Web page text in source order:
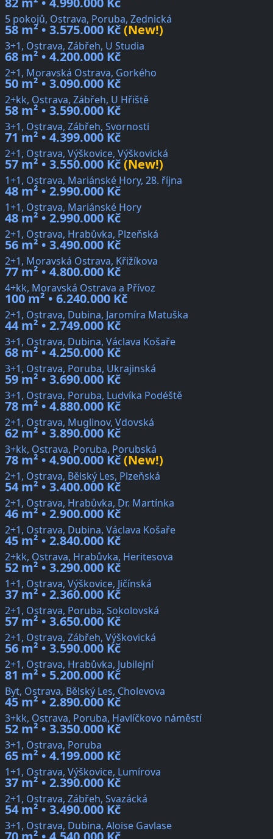
5 pokojů, Ostrava, Poruba, Zednická
58 m² • 3.575.000 Kč(New!)
3+1, Ostrava, Zábřeh, U Studia
68 m² • 4.200.000 Kč
2+1, Moravská Ostrava, Gorkého
50 m² • 3.090.000 Kč
2+kk, Ostrava, Zábřeh, U Hřiště
58 m² • 3.590.000 Kč
3+1, Ostrava, Zábřeh, Svornosti
71 m² • 4.399.000 Kč
2+1, Ostrava, Výškovice, Výškovická
57 m² • 3.550.000 Kč(New!)
1+1, Ostrava, Mariánské Hory, 28. října
48 m² • 2.990.000 Kč
1+1, Ostrava, Mariánské Hory
48 m² • 2.990.000 Kč
2+1, Ostrava, Hrabůvka, Plzeňská
56 m² • 3.490.000 Kč
2+1, Moravská Ostrava, Křižíkova
77 m² • 4.800.000 Kč
4+kk, Moravská Ostrava a Přívoz
100 m² • 6.240.000 Kč
2+1, Ostrava, Dubina, Jaromíra Matuška
44 m² • 2.749.000 Kč
3+1, Ostrava, Dubina, Václava Košaře
68 m² • 4.250.000 Kč
3+1, Ostrava, Poruba, Ukrajinská
59 m² • 3.690.000 Kč
3+1, Ostrava, Poruba, Ludvíka Podéště
78 m² • 4.880.000 Kč
2+1, Ostrava, Muglinov, Vdovská
62 m² • 3.890.000 Kč
3+kk, Ostrava, Poruba, Porubská
78 m² • 4.900.000 Kč(New!)
2+1, Ostrava, Bělský Les, Plzeňská
54 m² • 3.400.000 Kč
2+1, Ostrava, Hrabůvka, Dr. Martínka
46 m² • 2.900.000 Kč
2+1, Ostrava, Dubina, Václava Košaře
45 m² • 2.840.000 Kč
2+kk, Ostrava, Hrabůvka, Heritesova
52 m² • 3.290.000 Kč
1+1, Ostrava, Výškovice, Jičínská
37 m² • 2.360.000 Kč
2+1, Ostrava, Poruba, Sokolovská
57 m² • 3.650.000 Kč
2+1, Ostrava, Zábřeh, Výškovická
56 m² • 3.590.000 Kč
2+1, Ostrava, Hrabůvka, Jubilejní
81 m² • 5.200.000 Kč
Byt, Ostrava, Bělský Les, Cholevova
45 m² • 2.890.000 Kč
3+kk, Ostrava, Poruba, Havlíčkovo náměstí
52 m² • 3.350.000 Kč
3+1, Ostrava, Poruba
65 m² • 4.199.000 Kč
1+1, Ostrava, Výškovice, Lumírova
37 m² • 2.390.000 Kč
2+1, Ostrava, Zábřeh, Svazácká
54 m² • 3.490.000 Kč
3+1, Ostrava, Dubina, Aloise Gavlase